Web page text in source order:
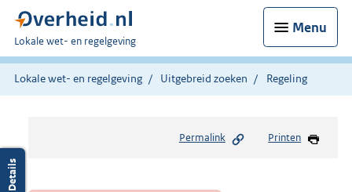
Menu
U
bent
hier:
Lokale wet- en regelgeving
Lokale wet- en regelgeving Uitgebreid zoeken Regeling
Permalink Printen